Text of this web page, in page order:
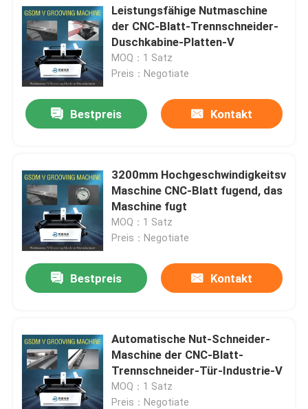
Leistungsfähige Nutmaschine
der CNC-Blatt-Trennschneider-
Duschkabine-Platten-V
MOQ：1 Satz
Preis：Negotiate
Bestpreis Kontakt
3200mm Hochgeschwindigkeitsv
Maschine CNC-Blatt fugend, das
Maschine fugt
MOQ：1 Satz
Preis：Negotiate
Bestpreis Kontakt
Automatische Nut-Schneider-
Maschine der CNC-Blatt-
Trennschneider-Tür-Industrie-V
MOQ：1 Satz
Preis：Negotiate